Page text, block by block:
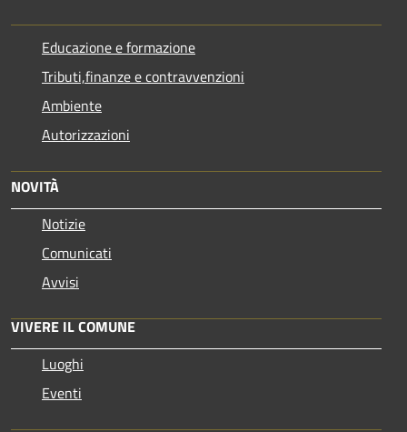
Educazione e formazione
Tributi,finanze e contravvenzioni
Ambiente
Autorizzazioni
NOVITÀ
Notizie
Comunicati
Avvisi
VIVERE IL COMUNE
Luoghi
Eventi